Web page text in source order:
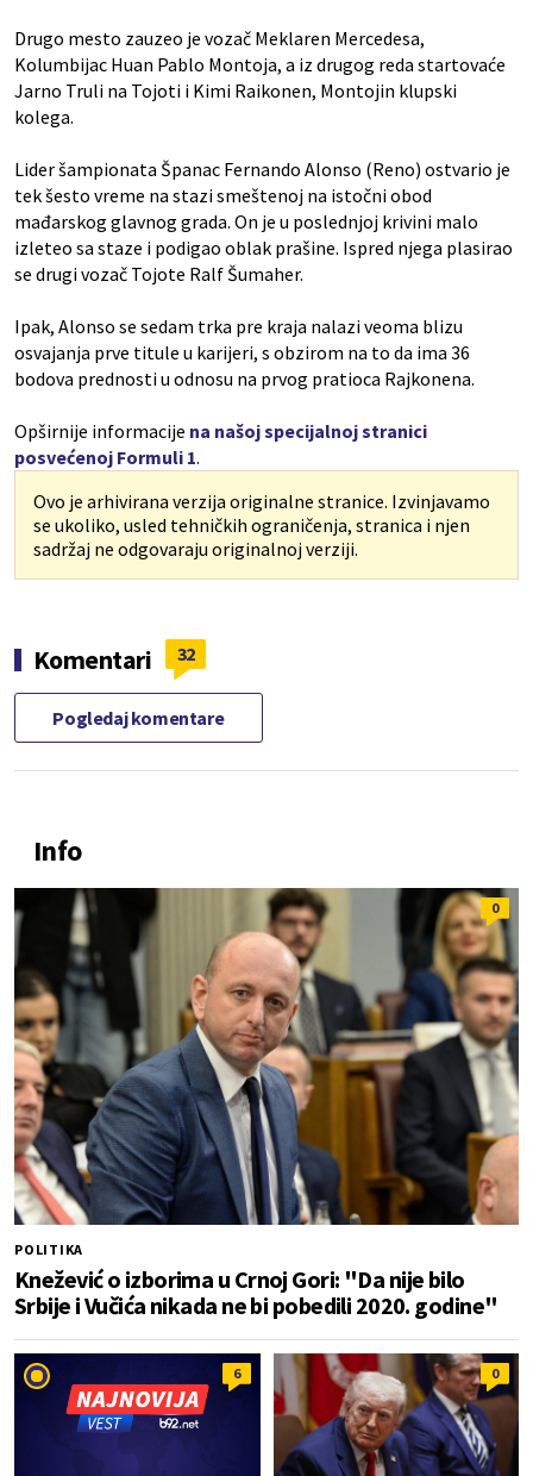
Drugo mesto zauzeo je vozač Meklaren Mercedesa,
Kolumbijac Huan Pablo Montoja, a iz drugog reda startovaće
Jarno Truli na Tojoti i Kimi Raikonen, Montojin klupski
kolega.
Lider šampionata Španac Fernando Alonso (Reno) ostvario je
tek šesto vreme na stazi smeštenoj na istočni obod
mađarskog glavnog grada. On je u poslednjoj krivini malo
izleteo sa staze i podigao oblak prašine. Ispred njega plasirao
se drugi vozač Tojote Ralf Šumaher.
Ipak, Alonso se sedam trka pre kraja nalazi veoma blizu
osvajanja prve titule u karijeri, s obzirom na to da ima 36
bodova prednosti u odnosu na prvog pratioca Rajkonena.
Opširnije informacije na našoj specijalnoj stranici
posvećenoj Formuli 1.
Ovo je arhivirana verzija originalne stranice. Izvinjavamo
se ukoliko, usled tehničkih ograničenja, stranica i njen
sadržaj ne odgovaraju originalnoj verziji.
Komentari 32
Pogledaj komentare
Info
0
POLITIKA
Knežević o izborima u Crnoj Gori: "Da nije bilo
Srbije i Vučića nikada ne bi pobedili 2020. godine"
6 0